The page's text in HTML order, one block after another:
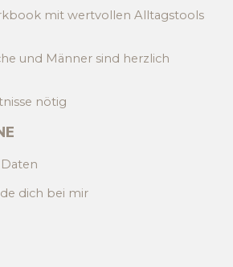
mit wertvollen Alltagstools
und Männer sind herzlich
nötig
dich bei mir